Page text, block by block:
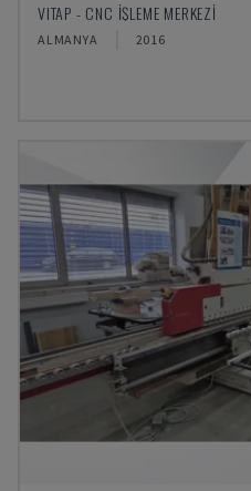
VITAP - CNC İŞLEME MERKEZI
ALMANYA 2016